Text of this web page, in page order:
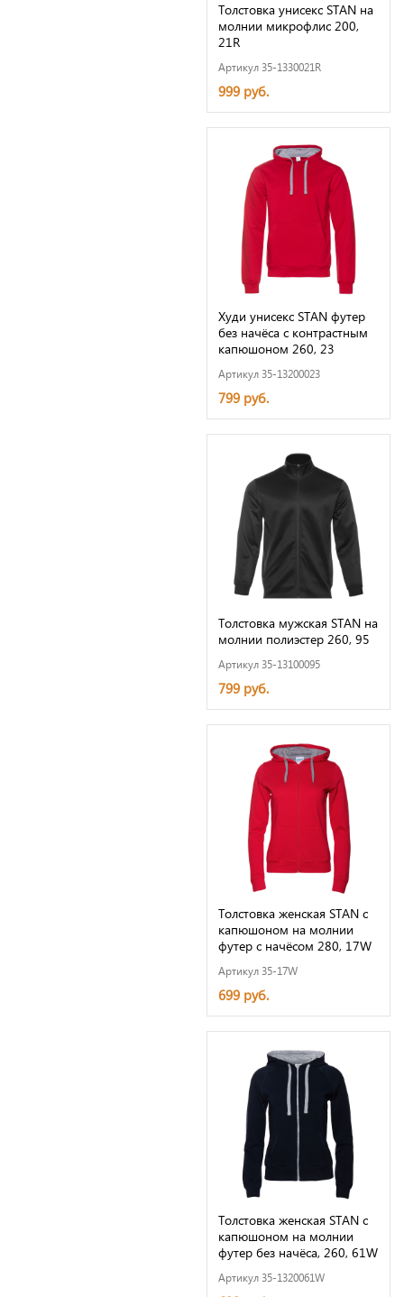
Толстовка унисекс STAN на
молнии микрофлис 200,
21R
Артикул 35-1330021R
999 руб.
Худи унисекс STAN футер
без начёса с контрастным
капюшоном 260, 23
Артикул 35-13200023
799 руб.
Толстовка мужская STAN на
молнии полиэстер 260, 95
Артикул 35-13100095
799 руб.
Толстовка женская STAN с
капюшоном на молнии
футер с начёсом 280, 17W
Артикул 35-17W
699 руб.
Толстовка женская STAN с
капюшоном на молнии
футер без начёса, 260, 61W
Артикул 35-1320061W